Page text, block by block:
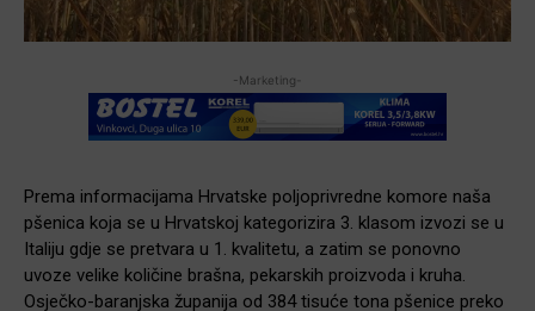
-Marketing-
Prema informacijama Hrvatske poljoprivredne komore naša
pšenica koja se u Hrvatskoj kategorizira 3. klasom izvozi se u
Italiju gdje se pretvara u 1. kvalitetu, a zatim se ponovno
uvoze velike količine brašna, pekarskih proizvoda i kruha.
Osječko-baranjska županija od 384 tisuće tona pšenice preko